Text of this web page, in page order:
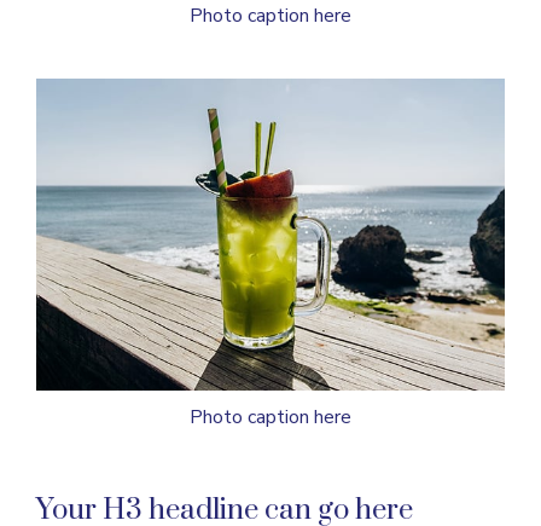
Photo caption here
Photo caption here
Your H3 headline can go here